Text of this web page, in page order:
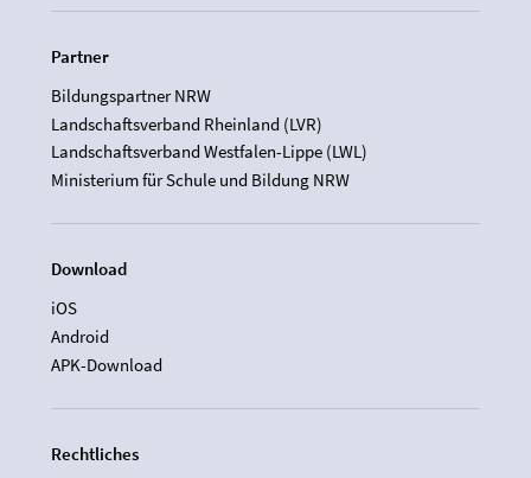
Partner
Bildungspartner NRW
Landschaftsverband Rheinland (LVR)
Landschaftsverband Westfalen-Lippe (LWL)
Ministerium für Schule und Bildung NRW
Download
iOS
Android
APK-Download
Rechtliches